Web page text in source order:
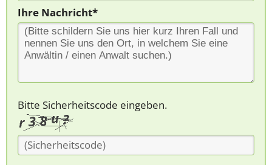
Ihre Nachricht*
Bitte Sicherheitscode eingeben.